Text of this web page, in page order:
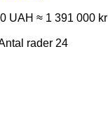
UAH ≈ 1 391 000 kr
rader 24